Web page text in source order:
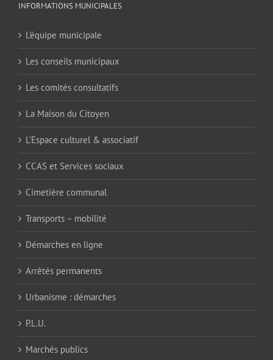
INFORMATIONS MUNICIPALES
L’équipe municipale
Les conseils municipaux
Les comités consultatifs
La Maison du Citoyen
L’Espace culturel & associatif
CCAS et Services sociaux
Cimetière communal
Transports – mobilité
Démarches en ligne
Arrêtés permanents
Urbanisme : démarches
P.L.U.
Marchés publics